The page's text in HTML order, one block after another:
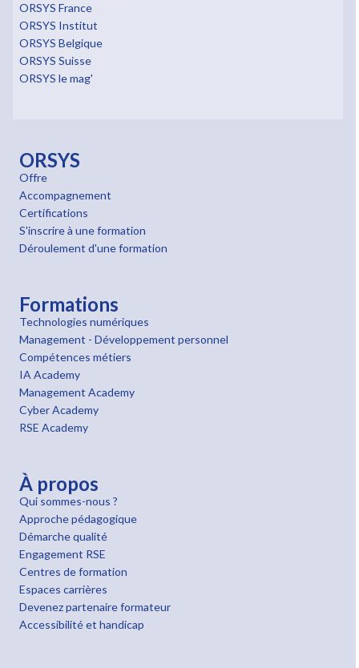
ORSYS France
ORSYS Institut
ORSYS Belgique
ORSYS Suisse
ORSYS le mag'
ORSYS
Offre
Accompagnement
Certifications
S'inscrire à une formation
Déroulement d'une formation
Formations
Technologies numériques
Management - Développement personnel
Compétences métiers
IA Academy
Management Academy
Cyber Academy
RSE Academy
À propos
Qui sommes-nous ?
Approche pédagogique
Démarche qualité
Engagement RSE
Centres de formation
Espaces carrières
Devenez partenaire formateur
Accessibilité et handicap